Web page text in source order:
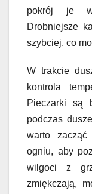
pokrój je
Drobniejsze
szybciej, co
W trakcie
kontrola
Pieczarki są
podczas
warto
ogniu, aby
wilgoci z
zmiękczają,